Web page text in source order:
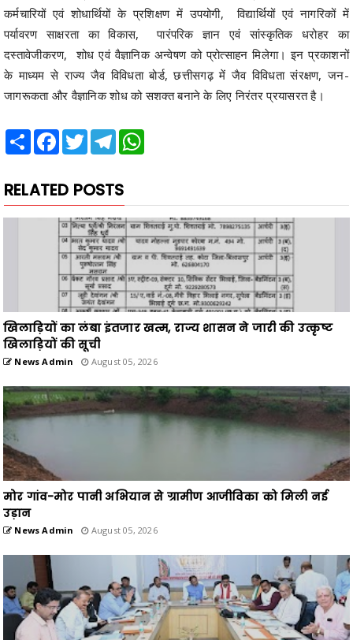
कर्मचारियों एवं शोधार्थियों के प्रशिक्षण में उपयोगी, विद्यार्थियों एवं नागरिकों में
पर्यावरण साक्षरता का विकास, पारंपरिक ज्ञान एवं सांस्कृतिक धरोहर का
दस्तावेजीकरण, शोध एवं वैज्ञानिक अन्वेषण को प्रोत्साहन मिलेगा। इन प्रकाशनों
के माध्यम से राज्य जैव विविधता बोर्ड, छत्तीसगढ़ में जैव विविधता संरक्षण, जन-
जागरूकता और वैज्ञानिक शोध को सशक्त बनाने के लिए निरंतर प्रयासरत है।
Share Facebook
TwitterTelegram
RELATED POSTS
खिलाड़ियों का लंबा इंतजार खत्म, राज्य शासन ने जारी की उत्कृष्ट
खिलाड़ियों की सूची
News Admin August 05, 2026
मोर गांव-मोर पानी अभियान से ग्रामीण आजीविका को मिली नई
उड़ान
News Admin August 05, 2026